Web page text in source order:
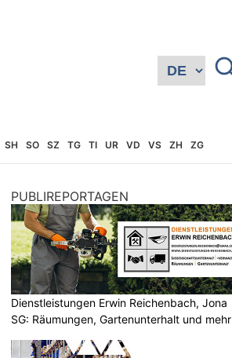
SH SO SZ TG TI UR VD VS ZH ZG
PUBLIREPORTAGEN
Dienstleistungen Erwin Reichenbach, Jona
SG: Räumungen, Gartenunterhalt und mehr